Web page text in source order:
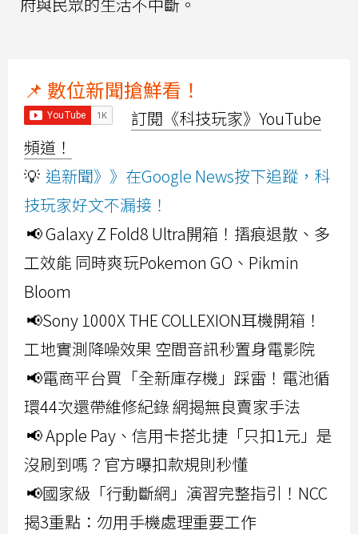
📌 數位新聞搶鮮看！
訂閱《科技玩家》YouTube
頻道！
💡 追新聞》》在Google News按下追蹤，科
技玩家好文不漏接！
📢 Galaxy Z Fold8 Ultra開箱！摺痕退散、多
工效能 同時爽玩Pokemon GO、Pikmin
Bloom
📢Sony 1000X THE COLLEXION耳機開箱！
工地實測降噪效果 空間音訊秒置身電影院
📢電商平台買「全新庫存機」踩雷！電池循
環44次還帶維修紀錄 網揭無良賣家手法
📢 Apple Pay、信用卡搭北捷「只扣1元」是
沒刷到嗎？官方曝扣款規則秒懂
📢國家級「行動斷網」演習完整指引！NCC
揭3重點：勿用手機處理重要工作